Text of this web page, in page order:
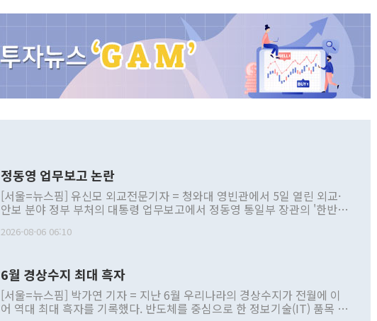
정동영 업무보고 논란
[서울=뉴스핌] 유신모 외교전문기자 = 청와대 영빈관에서 5일 열린 외교·
안보 분야 정부 부처의 대통령 업무보고에서 정동영 통일부 장관의 '한반도
발언 중에는 정부 내 조율을 거치지 않은 사안을 정책으로 추진하겠다고 공
주의적 희망에 근거한 비현실적 구상'이라는 비판을 내놨다. 그동안 정 장
관의 대북 정책 관련 발언이 물의를 빚은 적은 여러 번 있지만 대통령과 유
관 부처 장관이 공개적으로 부정적 입장을 표명한 것은 이례적이다. 정 장
관의 무리한 대북 접근법과 월권을 제어해야 한다는 목소리도 높아지고 있
2026-08-06 06:10
6월 경상수지 최대 흑자
[서울=뉴스핌] 박가연 기자 = 지난 6월 우리나라의 경상수지가 전월에 이
어 역대 최대 흑자를 기록했다. 반도체를 중심으로 한 정보기술(IT) 품목 수